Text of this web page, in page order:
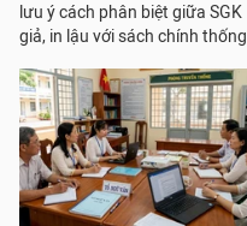
lưu ý cách phân biệt giữa SGK
giả, in lậu với sách chính thống